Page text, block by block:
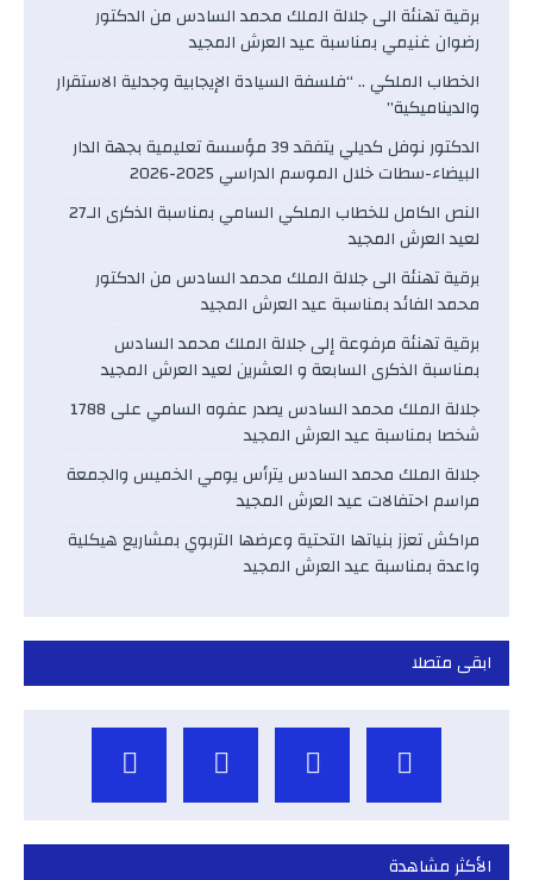
برقية تهنئة الى جلالة الملك محمد السادس من الدكتور
رضوان غنيمي بمناسبة عيد العرش المجيد
الخطاب الملكي .. “فلسفة السيادة الإيجابية وجدلية الاستقرار
والديناميكية”
الدكتور نوفل كديلي يتفقد 39 مؤسسة تعليمية بجهة الدار
البيضاء-سطات خلال الموسم الدراسي 2025-2026
النص الكامل للخطاب الملكي السامي بمناسبة الذكرى الـ27
لعيد العرش المجيد
برقية تهنئة الى جلالة الملك محمد السادس من الدكتور
محمد الفائد بمناسبة عيد العرش المجيد
برقية تهنئة مرفوعة إلى جلالة الملك محمد السادس
بمناسبة الذكرى السابعة و العشرين لعيد العرش المجيد
جلالة الملك محمد السادس يصدر عفوه السامي على 1788
شخصا بمناسبة عيد العرش المجيد
جلالة الملك محمد السادس يترأس يومي الخميس والجمعة
مراسم احتفالات عيد العرش المجيد
مراكش تعزز بنياتها التحتية وعرضها التربوي بمشاريع هيكلية
واعدة بمناسبة عيد العرش المجيد
ابقى متصلا
الأكثر مشاهدة